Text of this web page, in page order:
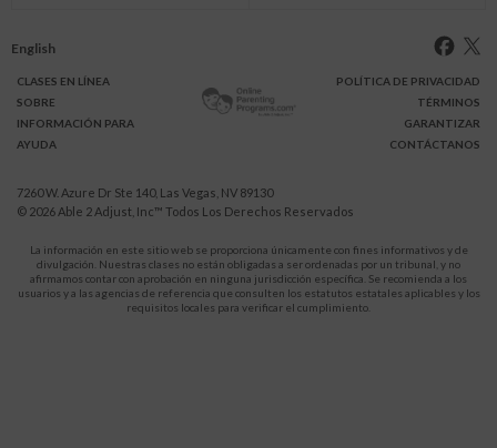
English
CLASES EN LÍNEA
SOBRE
INFORMACIÓN PARA
AYUDA
POLÍTICA DE PRIVACIDAD
TÉRMINOS
GARANTIZAR
CONTÁCTANOS
7260 W. Azure Dr Ste 140, Las Vegas, NV 89130
© 2026 Able 2 Adjust, Inc™ Todos Los Derechos Reservados
La información en este sitio web se proporciona únicamente con fines informativos y de
divulgación. Nuestras clases no están obligadas a ser ordenadas por un tribunal, y no
afirmamos contar con aprobación en ninguna jurisdicción específica. Se recomienda a los
usuarios y a las agencias de referencia que consulten los estatutos estatales aplicables y los
requisitos locales para verificar el cumplimiento.